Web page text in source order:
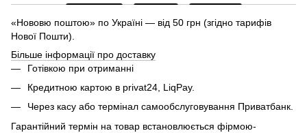
«Нововю поштою» по Україні — від 50 грн (згідно тарифів
Нової Пошти).
Більше інформації про доставку
Готівкою при отриманні
Кредитною картою в privat24, LiqPay.
Через касу або термінал самообслуговування Приватбанк.
Гарантійний термін на товар встановлюється фірмою-